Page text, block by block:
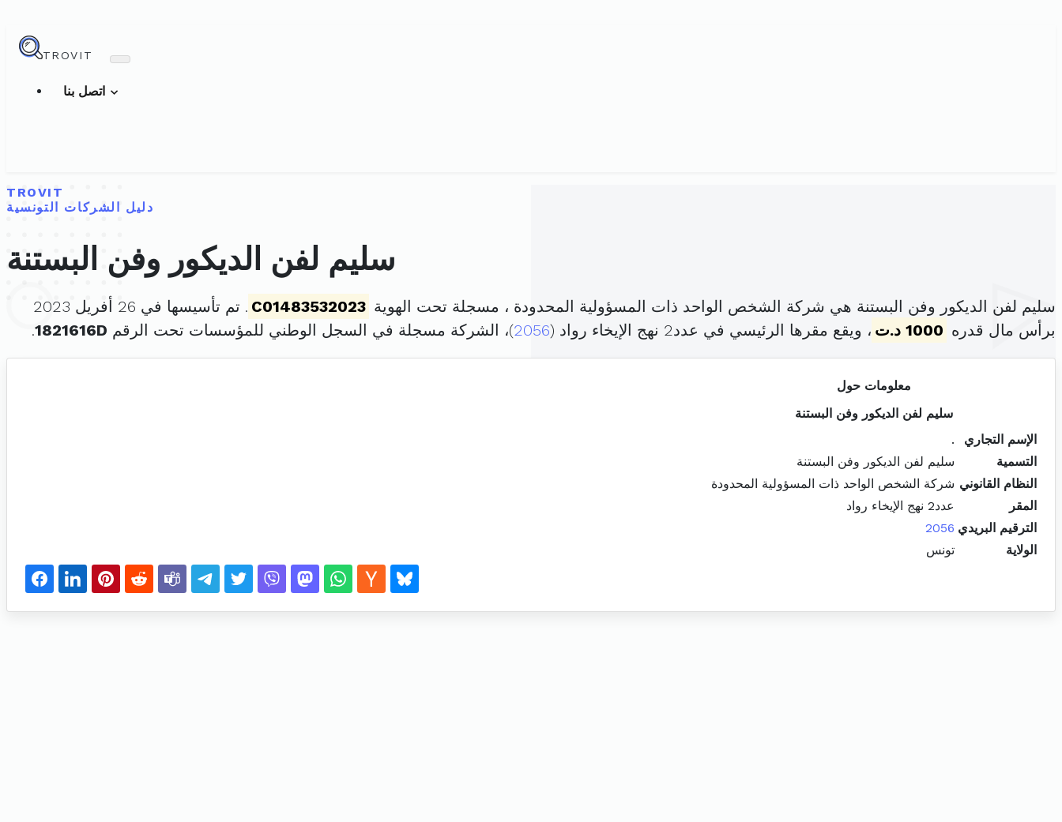
TROVIT
TROVIT
دليل الشركات التونسية
سليم لفن الديكور وفن البستنة
سليم لفن الديكور وفن البستنة هي شركة الشخص الواحد ذات المسؤولية المحدودة ، مسجلة تحت الهوية C01483532023
. تم تأسيسها في 26 أفريل 2023
برأس مال قدره 1000 د.ت ، ويقع مقرها الرئيسي في عدد2 نهج الإيخاء رواد ( 2056)، الشركة مسجلة في السجل الوطني للمؤسسات تحت الرقم 1821616D
.
معلومات حول
سليم لفن الديكور وفن البستنة
الإسم التجاري
.
التسمية
سليم لفن الديكور وفن البستنة
النظام القانوني شركة الشخص الواحد ذات المسؤولية المحدودة
المقر
عدد2 نهج الإيخاء رواد
الترقيم البريدي 2056
الولاية
تونس